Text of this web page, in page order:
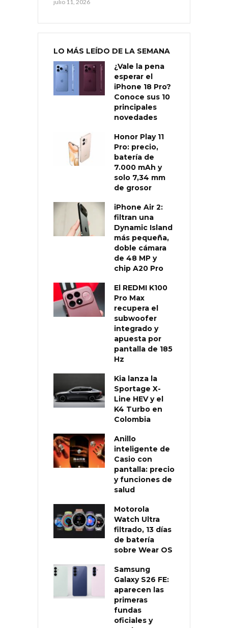
julio 11, 2026
LO MÁS LEÍDO DE LA SEMANA
¿Vale la pena
esperar el
iPhone 18 Pro?
Conoce sus 10
principales
novedades
Honor Play 11
Pro: precio,
batería de
7.000 mAh y
solo 7,34 mm
de grosor
iPhone Air 2:
filtran una
Dynamic Island
más pequeña,
doble cámara
de 48 MP y
chip A20 Pro
El REDMI K100
Pro Max
recupera el
subwoofer
integrado y
apuesta por
pantalla de 185
Hz
Kia lanza la
Sportage X-
Line HEV y el
K4 Turbo en
Colombia
Anillo
inteligente de
Casio con
pantalla: precio
y funciones de
salud
Motorola
Watch Ultra
filtrado, 13 días
de batería
sobre Wear OS
Samsung
Galaxy S26 FE:
aparecen las
primeras
fundas
oficiales y